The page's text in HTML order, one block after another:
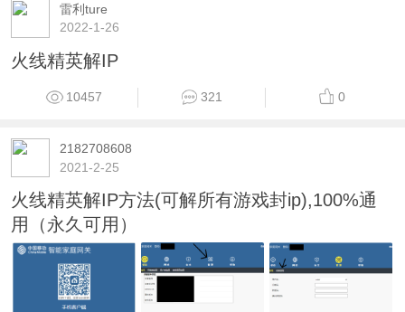
雷利ture
2022-1-26
火线精英解IP
10457 321 0
2182708608
2021-2-25
火线精英解IP方法(可解所有游戏封ip),100%通
用（永久可用）